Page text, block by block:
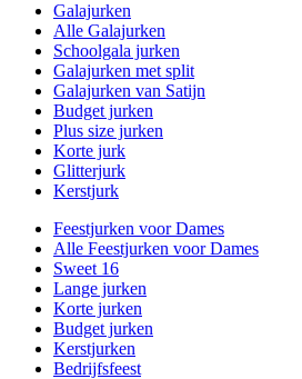
Galajurken
Alle Galajurken
Schoolgala jurken
Galajurken met split
Galajurken van Satijn
Budget jurken
Plus size jurken
Korte jurk
Glitterjurk
Kerstjurk
Feestjurken voor Dames
Alle Feestjurken voor Dames
Sweet 16
Lange jurken
Korte jurken
Budget jurken
Kerstjurken
Bedrijfsfeest